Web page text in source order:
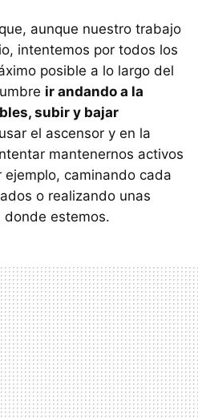
aunque nuestro trabajo
intentemos por todos los
posible a lo largo del
ir andando a la
subir y bajar
el ascensor y en la
mantenernos activos
caminando cada
o realizando unas
donde estemos.